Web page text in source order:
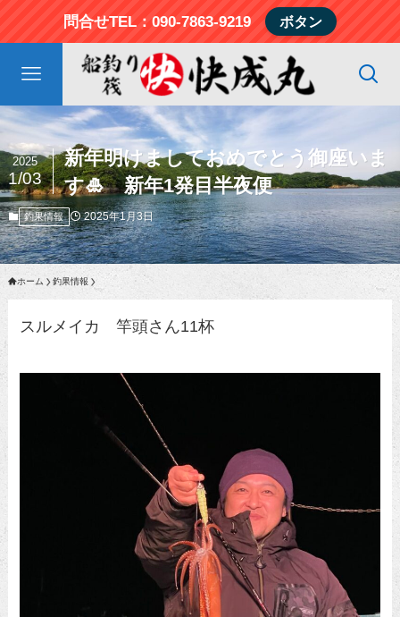
問合せTEL：090-7863-9219 ボタン
新年明けましておめでとう御座いま
す🎍 新年1発目半夜便
2025
1/03
釣果情報 2025年1月3日
ホーム 釣果情報
スルメイカ 竿頭さん11杯